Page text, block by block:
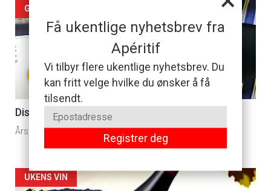
Få ukentlige nyhetsbrev fra
Apéritif
Vi tilbyr flere ukentlige nyhetsbrev. Du
kan fritt velge hvilke du ønsker å få
tilsendt.
Registrer deg
Artikler
detail
-
section
11
Dagens
rett
+
GODBITER I POLLISTEN
Disse vinene er usannsynlig billige
Årsaken er knyttet til eieren som får sin «lønn i himmelen».
Artikler
UKENS VIN